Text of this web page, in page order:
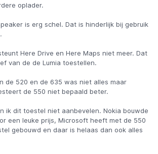
oplader.
is erg schel. Dat is hinderlijk bij gebruik
Here Drive en Here Maps niet meer. Dat
van de de Lumia toestellen.
de 520 en de 635 was niet alles maar
de 550 niet bepaald beter.
ik dit toestel niet aanbevelen. Nokia bouwde
een leuke prijs, Microsoft heeft met de 550
gebouwd en daar is helaas dan ook alles